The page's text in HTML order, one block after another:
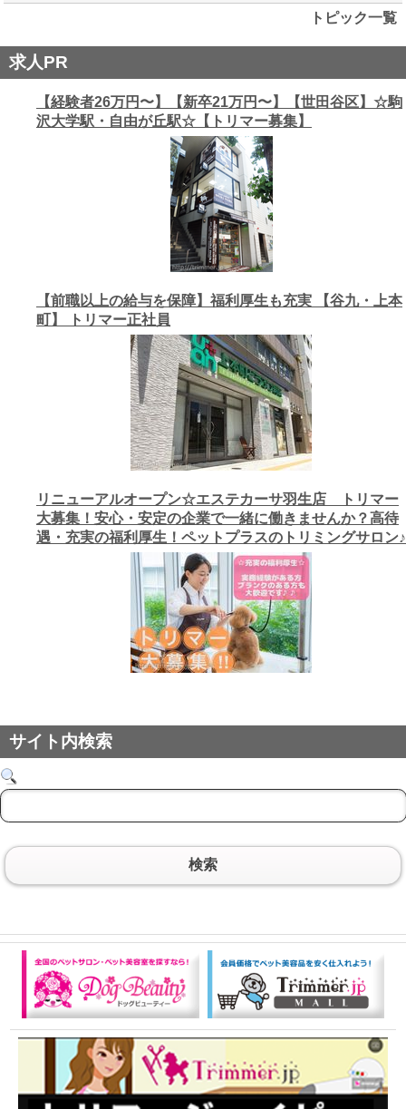
トピック一覧
求人PR
【経験者26万円〜】【新卒21万円〜】【世田谷区】☆駒
沢大学駅・自由が丘駅☆【トリマー募集】
【前職以上の給与を保障】福利厚生も充実 【谷九・上本
町】 トリマー正社員
リニューアルオープン☆エステカーサ羽生店 トリマー
大募集！安心・安定の企業で一緒に働きませんか？高待
遇・充実の福利厚生！ペットプラスのトリミングサロン♪
サイト内検索
検索